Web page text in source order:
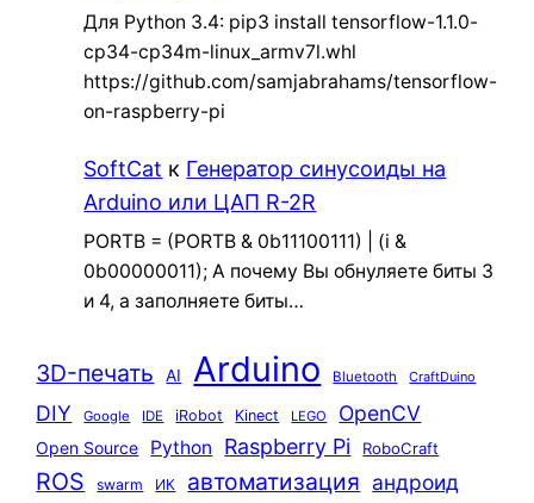
Для Python 3.4: pip3 install tensorflow-1.1.0-
cp34-cp34m-linux_armv7l.whl
https://github.com/samjabrahams/tensorflow-
on-raspberry-pi
SoftCat к Генератор синусоиды на
Arduino или ЦАП R-2R
PORTB = (PORTB & 0b11100111) | (i &
0b00000011); А почему Вы обнуляете биты 3
и 4, а заполняете биты…
3D-печать AI Arduino Bluetooth CraftDuino
DIY Google IDE iRobot Kinect LEGO OpenCV
Open Source Python Raspberry Pi RoboCraft
ROS swarm ИК автоматизация андроид